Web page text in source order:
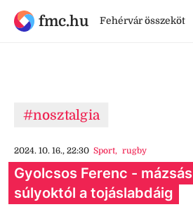
fmc.hu Fehérvár összeköt
#nosztalgia
2024. 10. 16., 22:30 Sport, rugby
Gyolcsos Ferenc - mázsás
súlyoktól a tojáslabdáig